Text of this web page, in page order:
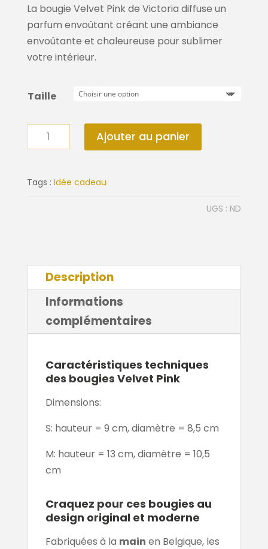
à
75,00€
La bougie Velvet Pink de Victoria diffuse un
parfum envoûtant créant une ambiance
envoûtante et chaleureuse pour sublimer
votre intérieur.
Taille
quantité
de
Velvet
Pink
Ajouter au panier
Tags : Idée cadeau
UGS : ND
Description
Informations
complémentaires
Caractéristiques techniques
des bougies Velvet Pink
Dimensions:
S: hauteur = 9 cm, diamètre = 8,5 cm
M: hauteur = 13 cm, diamètre = 10,5
cm
Craquez pour ces bougies au
design original et moderne
Fabriquées à la main en Belgique, les